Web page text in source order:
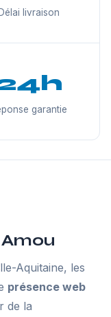
Délai livraison
garantie
Aquitaine, les
présence web
de la